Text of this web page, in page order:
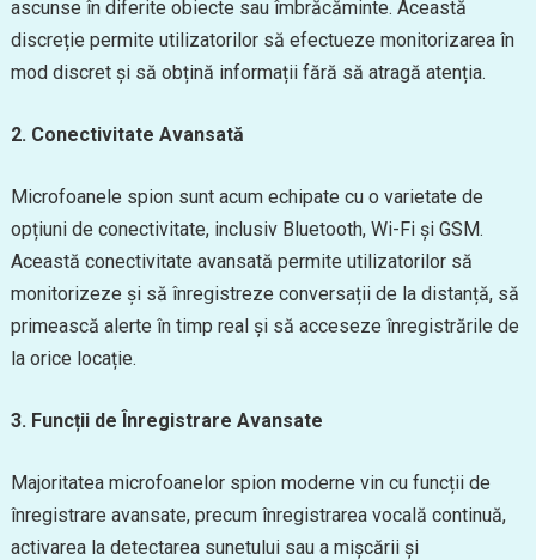
ascunse în diferite obiecte sau îmbrăcăminte. Această
discreție permite utilizatorilor să efectueze monitorizarea în
mod discret și să obțină informații fără să atragă atenția.
2. Conectivitate Avansată
Microfoanele spion sunt acum echipate cu o varietate de
opțiuni de conectivitate, inclusiv Bluetooth, Wi-Fi și GSM.
Această conectivitate avansată permite utilizatorilor să
monitorizeze și să înregistreze conversații de la distanță, să
primească alerte în timp real și să acceseze înregistrările de
la orice locație.
3. Funcții de Înregistrare Avansate
Majoritatea microfoanelor spion moderne vin cu funcții de
înregistrare avansate, precum înregistrarea vocală continuă,
activarea la detectarea sunetului sau a mișcării și